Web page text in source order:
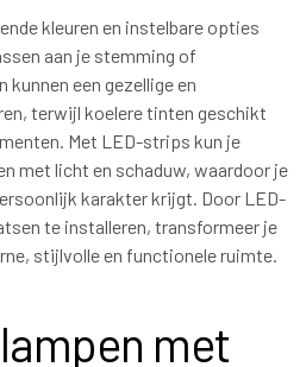
kleuren en instelbare opties
aan je stemming of
een gezellige en
terwijl koelere tinten geschikt
Met LED-strips kun je
met licht en schaduw, waardoor je
karakter krijgt. Door LED-
te installeren, transformeer je
stijlvolle en functionele ruimte.
met